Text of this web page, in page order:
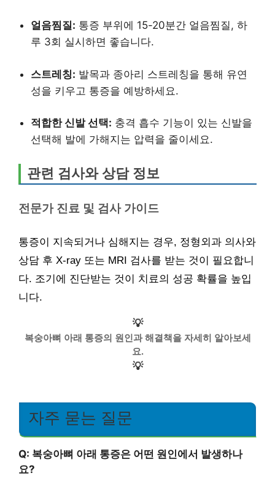
얼음찜질: 통증 부위에 15-20분간 얼음찜질, 하
루 3회 실시하면 좋습니다.
스트레칭: 발목과 종아리 스트레칭을 통해 유연
성을 키우고 통증을 예방하세요.
적합한 신발 선택: 충격 흡수 기능이 있는 신발을
선택해 발에 가해지는 압력을 줄이세요.
관련 검사와 상담 정보
전문가 진료 및 검사 가이드
통증이 지속되거나 심해지는 경우, 정형외과 의사와
상담 후 X-ray 또는 MRI 검사를 받는 것이 필요합니
다. 조기에 진단받는 것이 치료의 성공 확률을 높입
니다.
💡
복숭아뼈 아래 통증의 원인과 해결책을 자세히 알아보세
요.
💡
자주 묻는 질문
Q: 복숭아뼈 아래 통증은 어떤 원인에서 발생하나
요?